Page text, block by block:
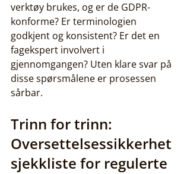
verktøy brukes, og er de GDPR-
konforme? Er terminologien
godkjent og konsistent? Er det en
fagekspert involvert i
gjennomgangen? Uten klare svar på
disse spørsmålene er prosessen
sårbar.
Trinn for trinn:
Oversettelsessikkerhet
sjekkliste for regulerte